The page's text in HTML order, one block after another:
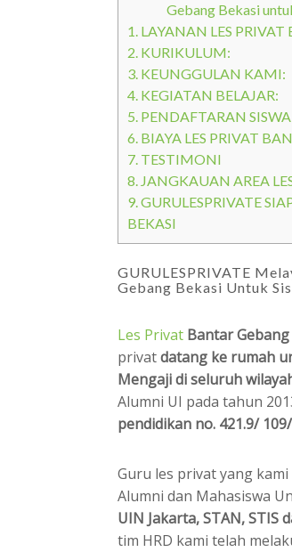
Gebang Bekasi
1. LAYANAN LES
2. KURIKULUM:
3. KEUNGGULAN KAMI:
4. KEGIATAN BELAJAR:
5. PENDAFTARAN
6. BIAYA LES PRIVAT
7. TESTIMONI
8. JANGKAUAN AREA
9.GURULESPRIVATE
BEKASI
GURULESPRIVATE
Gebang Bekasi Untuk
Les Privat Bantar Gebang
privatdatang ke rumah
Mengaji di seluruh
Alumni UI pada tahun
pendidikan no. 421.9/
Guru les privat yang
Alumni dan Mahasiswa
UIN Jakarta, STAN, STIS
tim HRD kami telah